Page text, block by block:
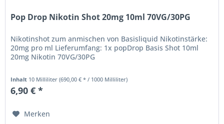
Pop Drop Nikotin Shot 20mg 10ml 70VG/30PG
Nikotinshot zum anmischen von Basisliquid Nikotinstärke:
20mg pro ml Lieferumfang: 1x popDrop Basis Shot 10ml
20mg Nikotin 70VG/30PG
Inhalt 10 Milliliter(690,00 € * / 1000 Milliliter)
6,90 € *
Merken